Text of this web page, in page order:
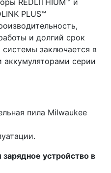
PLUS™
и долгий срок
заключается в
серии
пила Milwaukee
устройство в